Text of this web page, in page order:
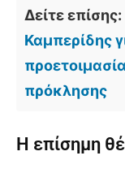
Δείτε επίσης:
Καμπερίδης
πρόκλησης
Η επίσημη